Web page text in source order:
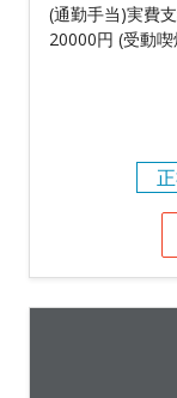
(通勤手当)実費
20000円 (受動